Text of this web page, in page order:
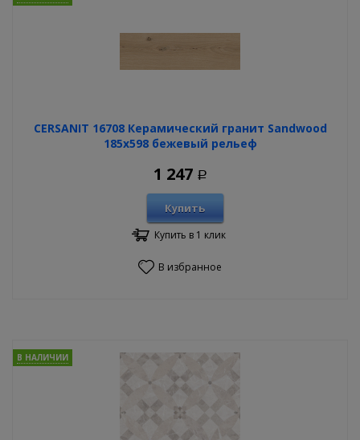
CERSANIT 16708 Керамический гранит Sandwood
185х598 бежевый рельеф
1 247 Р
Купить
Купить в 1 клик
В избранное
В НАЛИЧИИ